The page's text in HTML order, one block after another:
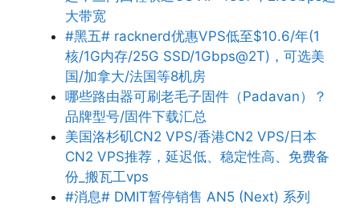
大带宽
#黑五# racknerd优惠VPS低至$10.6/年(1
核/1G内存/25G SSD/1Gbps@2T)，可选美
国/加拿大/法国等8机房
哪些路由器可刷老毛子固件（Padavan）？
品牌型号/固件下载汇总
美国洛杉矶CN2 VPS/香港CN2 VPS/日本
CN2 VPS推荐，延迟低、稳定性高、免费备
份_搬瓦工vps
#消息# DMIT暂停销售 AN5 (Next) 系列